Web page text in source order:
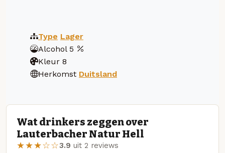
Type Lager
Alcohol 5
Kleur 8
Herkomst Duitsland
Wat drinkers zeggen over
Lauterbacher Natur Hell
★★★☆☆3.9 uit 2 reviews